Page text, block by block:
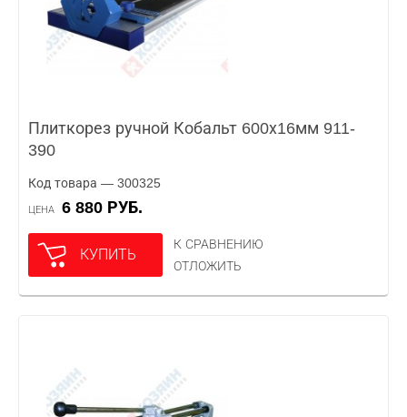
Плиткорез ручной Кобальт 600х16мм 911-
390
Код товара — 300325
ЦЕНА 6 880 РУБ.
КУПИТЬ
К СРАВНЕНИЮ
ОТЛОЖИТЬ